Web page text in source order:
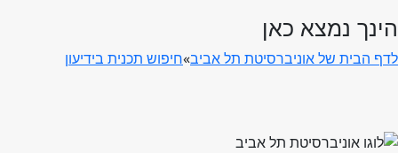
הינך נמצא כאן
לדף הבית של אוניברסיטת תל אביב»חיפוש תכנית בידיעון